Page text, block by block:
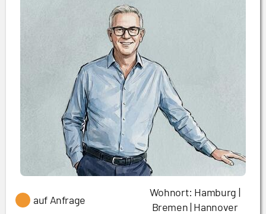
auf Anfrage
Wohnort: Hamburg |
Bremen | Hannover